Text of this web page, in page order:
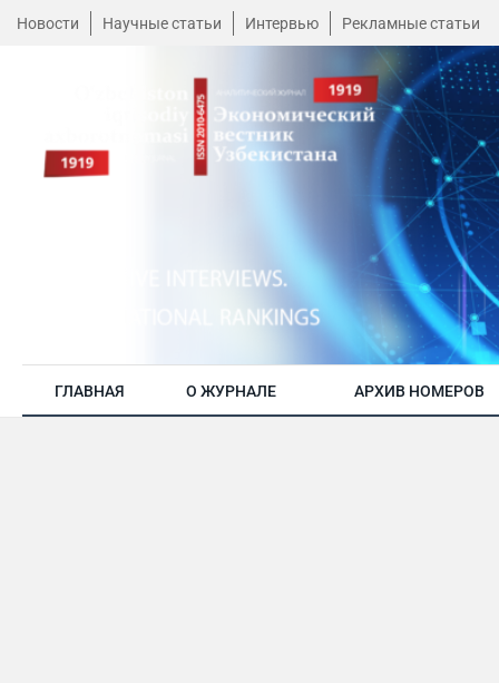
Новости Научные статьи Интервью Рекламные статьи
ГЛАВНАЯ О ЖУРНАЛЕ АРХИВ НОМЕРОВ